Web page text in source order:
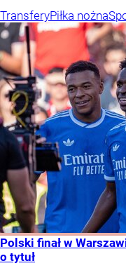
TransferyPiłka nożna
Polski finał w
o tytuł